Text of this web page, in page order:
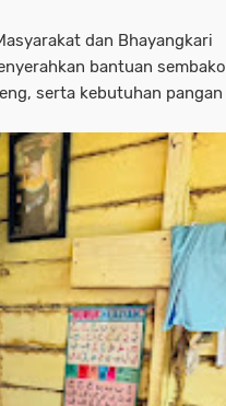
dan Bhayangkari
bantuan sembako
serta kebutuhan pangan